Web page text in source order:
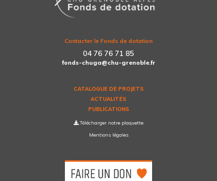
Contacter le Fonds de dotation
04 76 76 71 85
fonds-chuga@chu-grenoble.fr
CATALOGUE DE PROJETS
ACTUALITÉS
PUBLICATIONS
Télécharger notre plaquette
Mentions légales